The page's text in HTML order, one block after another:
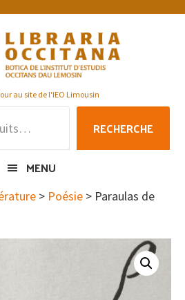
au site de l'IEO Limousin
pour :
RECHERCHE
MENU
> Poésie > Paraulas de